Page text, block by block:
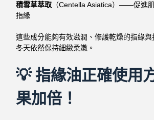
積雪草萃取 （Centella Asiatica）——促進
指緣
這些成分能夠有效滋潤、修護乾燥的指緣
冬天依然保持細緻柔嫩。
💡 指緣油正確使用
果加倍！